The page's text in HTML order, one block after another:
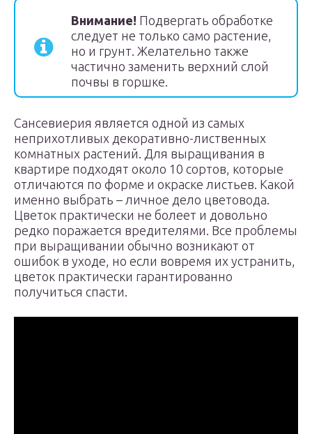
Внимание! Подвергать обработке
следует не только само растение,
но и грунт. Желательно также
частично заменить верхний слой
почвы в горшке.
Сансевиерия является одной из самых
неприхотливых декоративно-лиственных
комнатных растений. Для выращивания в
квартире подходят около 10 сортов, которые
отличаются по форме и окраске листьев. Какой
именно выбрать – личное дело цветовода.
Цветок практически не болеет и довольно
редко поражается вредителями. Все проблемы
при выращивании обычно возникают от
ошибок в уходе, но если вовремя их устранить,
цветок практически гарантированно
получиться спасти.